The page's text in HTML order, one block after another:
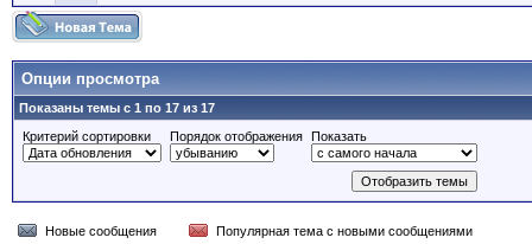
Опции просмотра
Показаны темы с 1 по 17 из 17
Критерий сортировки
Порядок отображения Показать
Новые сообщения
Популярная тема с новыми сообщениями